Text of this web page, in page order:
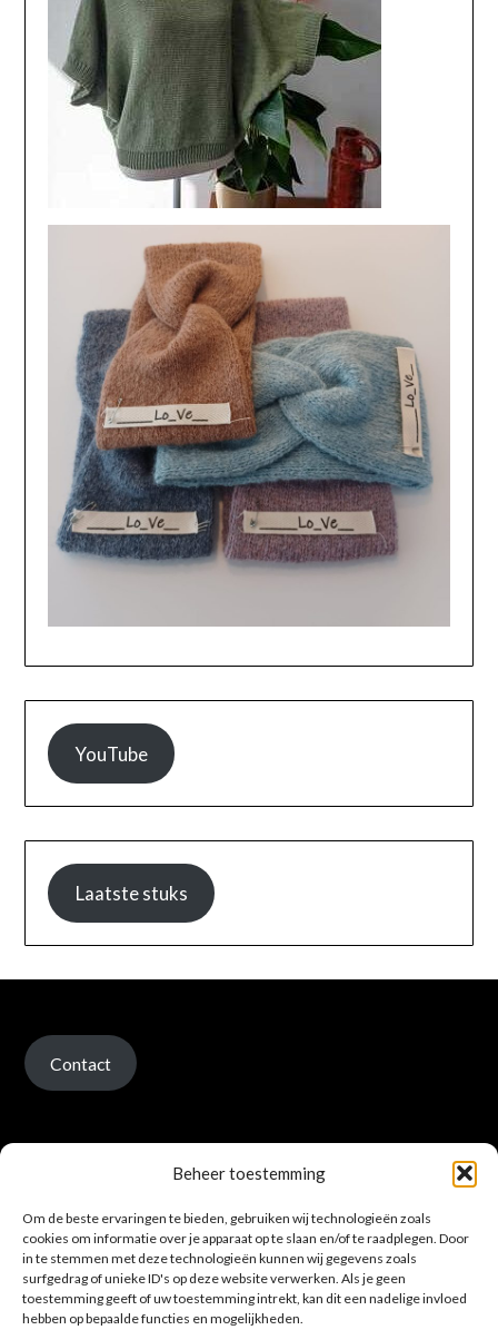
Beheer toestemming
Om de beste ervaringen te bieden, gebruiken wij technologieën zoals
cookies om informatie over je apparaat op te slaan en/of te raadplegen. Door
in te stemmen met deze technologieën kunnen wij gegevens zoals
surfgedrag of unieke ID's op deze website verwerken. Als je geen
toestemming geeft of uw toestemming intrekt, kan dit een nadelige invloed
hebben op bepaalde functies en mogelijkheden.
YouTube
Laatste stuks
Contact
Verzenden en retour